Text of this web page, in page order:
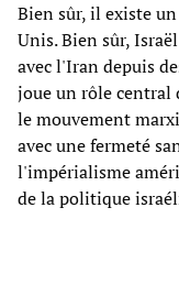
Bien sûr, il existe
Unis. Bien sûr,
avec l'Iran depuis
joue un rôle central
le mouvement
avec une fermeté
l'impérialisme
de la politique